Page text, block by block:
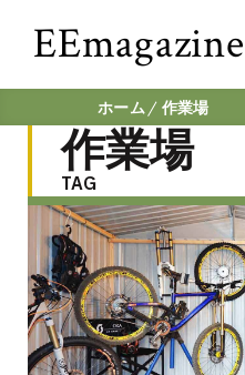
EEmagazine
ホーム 作業場
作業場
TAG